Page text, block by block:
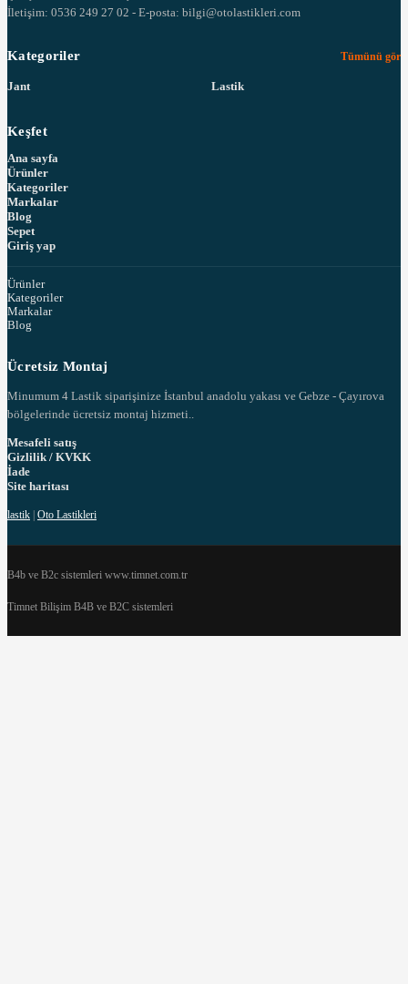
İletişim: 0536 249 27 02 - E-posta: bilgi@otolastikleri.com
Kategoriler Tümünü gör
Jant Lastik
Keşfet
Ana sayfa
Ürünler
Kategoriler
Markalar
Blog
Sepet
Giriş yap
Ürünler
Kategoriler
Markalar
Blog
Ücretsiz Montaj
Minumum 4 Lastik siparişinize İstanbul anadolu yakası ve Gebze - Çayırova
bölgelerinde ücretsiz montaj hizmeti..
Mesafeli satış
Gizlilik / KVKK
İade
Site haritası
lastik | Oto Lastikleri
B4b ve B2c sistemleri www.timnet.com.tr
Timnet Bilişim B4B ve B2C sistemleri